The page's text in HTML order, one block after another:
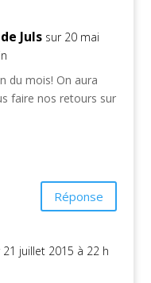
Juls sur 20 mai
du mois! On aura
faire nos retours sur
Réponse
21 juillet 2015 à 22 h